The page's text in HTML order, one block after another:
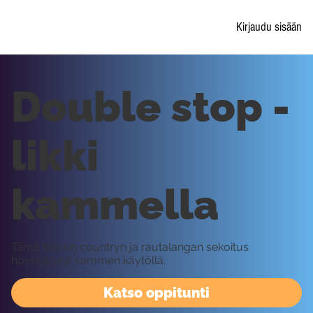
Kirjaudu sisään
Katso oppitunti
Double stop -
likki
kammella
Tämä likki on countryn ja rautalangan sekoitus
höystettynä kammen käytöllä.